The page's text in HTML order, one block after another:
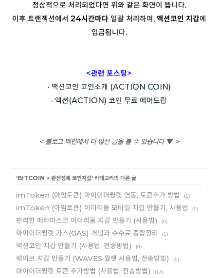
정상적으로 처리되었다면 위와 같은 화면이 뜹니다.
이후 트랜젝션에서 24시간마다일괄 처리하여, 액션코인 지갑에
입금됩니다.
<관련 포스팅>
· 액션코인 코인소개 (ACTION COIN)
· 액션(ACTION) 코인 무료 에어드랍
< 블로그 메인에서 더 많은 글을 볼 수 있습니다 ▼ >
'BITCOIN > 완전정복 코인지갑' 카테고리의 다른 글
imToken (아임토큰) 마이이더월렛 연동, 토큰추가 방법 (1)
imToken (아임토큰) 이더리움 모바일 지갑 만들기, 사용법 (0)
편리한 메타마스크 이더리움 지갑 만들기 (사용법) (0)
마이이더월렛 가스(GAS) 개념과 수수료 종합정리 (1)
액션코인 지갑 만들기 (사용법, 전송방법) (0)
웨이브 지갑 만들기 (WAVES 월렛 사용법, 전송방법) (0)
마이이더월렛 토큰 추가방법 (사용법, 전송방법) (14)